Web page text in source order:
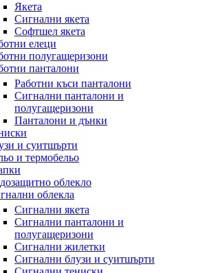
Якета
Сигнални якета
Софтшел якета
елеци
полугащеризони
панталони
Работни къси панталони
Сигнални панталони и
полугащеризони
Панталони и дънки
и суитшърти
и термобельо
облекло
облекла
Сигнални якета
Сигнални панталони и
полугащеризони
Сигнални жилетки
Сигнални блузи и суитшърти